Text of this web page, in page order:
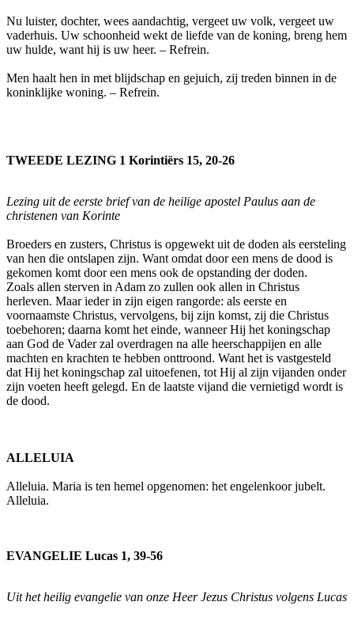
Nu luister, dochter, wees aandachtig, vergeet uw volk, vergeet uw
vaderhuis. Uw schoonheid wekt de liefde van de koning, breng hem
uw hulde, want hij is uw heer. – Refrein.
Men haalt hen in met blijdschap en gejuich, zij treden binnen in de
koninklijke woning. – Refrein.
TWEEDE LEZING 1 Korintiërs 15, 20-26
Lezing uit de eerste brief van de heilige apostel Paulus aan de
christenen van Korinte
Broeders en zusters, Christus is opgewekt uit de doden als eersteling
van hen die ontslapen zijn. Want omdat door een mens de dood is
gekomen komt door een mens ook de opstanding der doden.
Zoals allen sterven in Adam zo zullen ook allen in Christus
herleven. Maar ieder in zijn eigen rangorde: als eerste en
voornaamste Christus, vervolgens, bij zijn komst, zij die Christus
toebehoren; daarna komt het einde, wanneer Hij het koningschap
aan God de Vader zal overdragen na alle heerschappijen en alle
machten en krachten te hebben onttroond. Want het is vastgesteld
dat Hij het koningschap zal uitoefenen, tot Hij al zijn vijanden onder
zijn voeten heeft gelegd. En de laatste vijand die vernietigd wordt is
de dood.
ALLELUIA
Alleluia. Maria is ten hemel opgenomen: het engelenkoor jubelt.
Alleluia.
EVANGELIE Lucas 1, 39-56
Uit het heilig evangelie van onze Heer Jezus Christus volgens Lucas